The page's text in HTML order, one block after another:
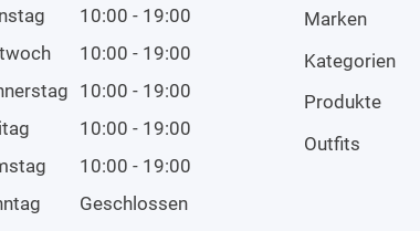
10:00 - 19:00
10:00 - 19:00
10:00 - 19:00
10:00 - 19:00
10:00 - 19:00
Geschlossen
Marken
Kategorien
Produkte
Outfits